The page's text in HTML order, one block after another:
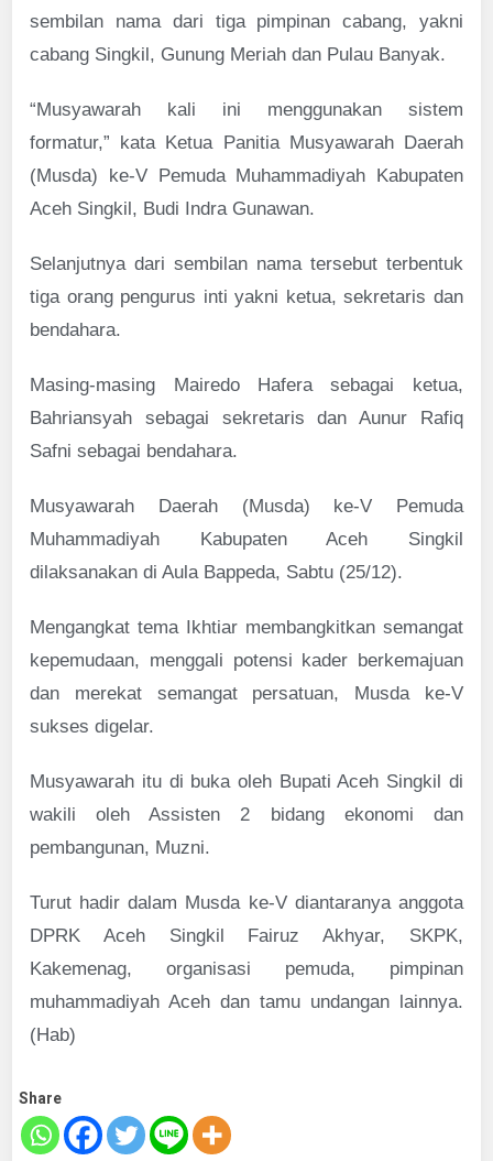
sembilan nama dari tiga pimpinan cabang, yakni
cabang Singkil, Gunung Meriah dan Pulau Banyak.
“Musyawarah kali ini menggunakan sistem
formatur,” kata Ketua Panitia Musyawarah Daerah
(Musda) ke-V Pemuda Muhammadiyah Kabupaten
Aceh Singkil, Budi Indra Gunawan.
Selanjutnya dari sembilan nama tersebut terbentuk
tiga orang pengurus inti yakni ketua, sekretaris dan
bendahara.
Masing-masing Mairedo Hafera sebagai ketua,
Bahriansyah sebagai sekretaris dan Aunur Rafiq
Safni sebagai bendahara.
Musyawarah Daerah (Musda) ke-V Pemuda
Muhammadiyah Kabupaten Aceh Singkil
dilaksanakan di Aula Bappeda, Sabtu (25/12).
Mengangkat tema Ikhtiar membangkitkan semangat
kepemudaan, menggali potensi kader berkemajuan
dan merekat semangat persatuan, Musda ke-V
sukses digelar.
Musyawarah itu di buka oleh Bupati Aceh Singkil di
wakili oleh Assisten 2 bidang ekonomi dan
pembangunan, Muzni.
Turut hadir dalam Musda ke-V diantaranya anggota
DPRK Aceh Singkil Fairuz Akhyar, SKPK,
Kakemenag, organisasi pemuda, pimpinan
muhammadiyah Aceh dan tamu undangan lainnya.
(Hab)
Share